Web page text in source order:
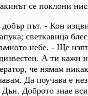
се поклони
път. - Кон
светкавица
небе. - Ще
А ти кажи
че нямам
Да поучава е
Доброто знае